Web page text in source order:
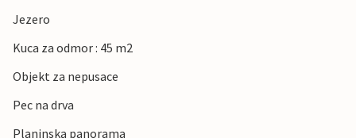
Jezero
Kuca za odmor : 45 m2
Objekt za nepusace
Pec na drva
Planinska panorama